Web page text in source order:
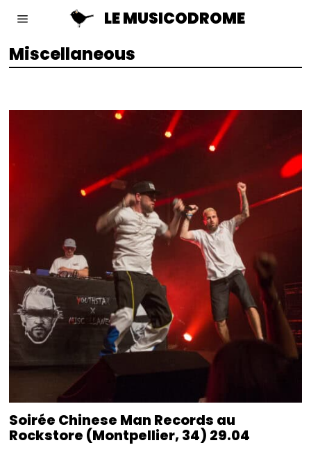
LE MUSICODROME
Miscellaneous
Soirée Chinese Man Records au
Rockstore (Montpellier, 34) 29.04